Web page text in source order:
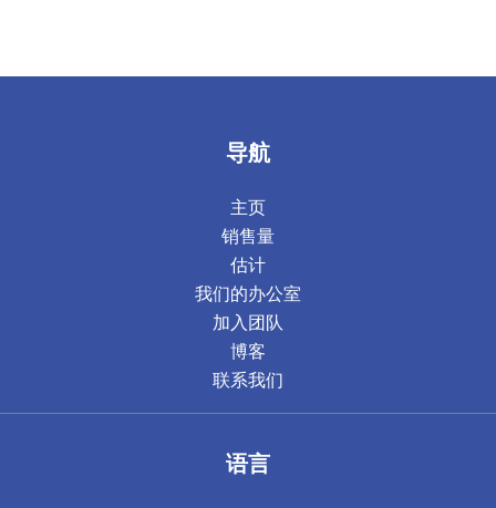
导航
主页
销售量
估计
我们的办公室
加入团队
博客
联系我们
语言